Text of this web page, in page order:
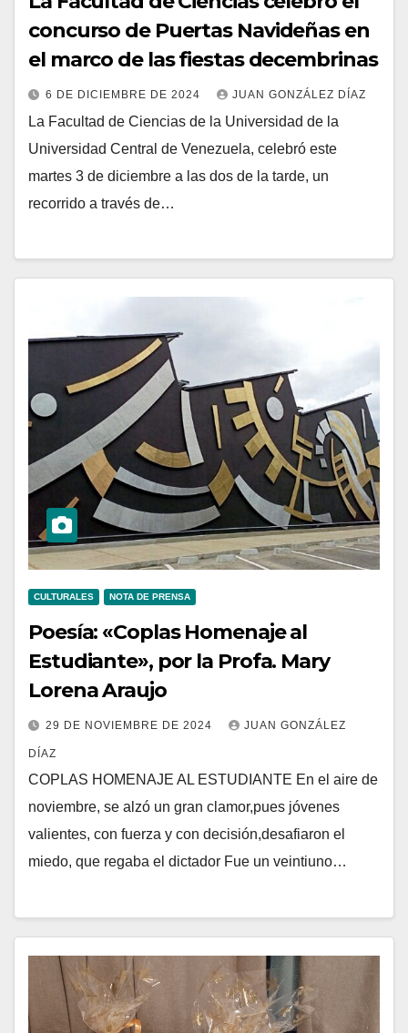
concurso de Puertas Navideñas en
el marco de las fiestas decembrinas
6 DE DICIEMBRE DE 2024 JUAN GONZÁLEZ DÍAZ
La Facultad de Ciencias de la Universidad de la
Universidad Central de Venezuela, celebró este
martes 3 de diciembre a las dos de la tarde, un
recorrido a través de…
CULTURALES NOTA DE PRENSA
Poesía: «Coplas Homenaje al
Estudiante», por la Profa. Mary
Lorena Araujo
29 DE NOVIEMBRE DE 2024 JUAN GONZÁLEZ
DÍAZ
COPLAS HOMENAJE AL ESTUDIANTE En el aire de
noviembre, se alzó un gran clamor,pues jóvenes
valientes, con fuerza y con decisión,desafiaron el
miedo, que regaba el dictador Fue un veintiuno…